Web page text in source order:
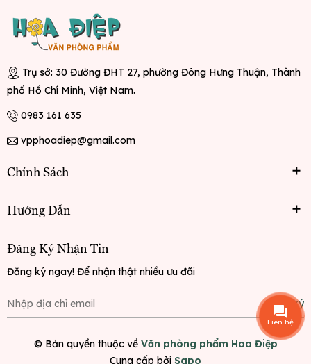
Trụ sở: 30 Đường ĐHT 27, phường Đông Hưng Thuận, Thành
phố Hồ Chí Minh, Việt Nam.
0983 161 635
vpphoadiep@gmail.com
Chính Sách
Hướng Dẫn
Đăng Ký Nhận Tin
Đăng ký ngay! Để nhận thật nhiều ưu đãi
Đăng ký
© Bản quyền thuộc về Văn phòng phẩm Hoa Điệp
Cung cấp bởi Sapo
Liên hệ